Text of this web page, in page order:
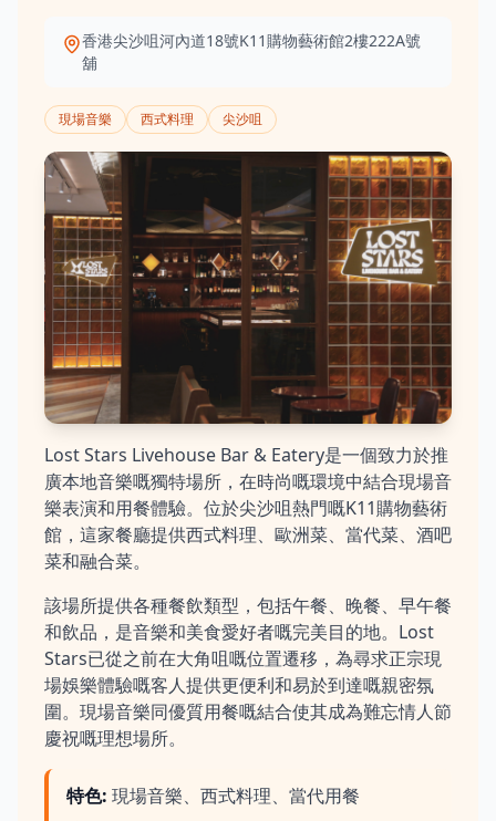
香港尖沙咀河內道18號K11購物藝術館2樓222A號
舖
現場音樂 西式料理 尖沙咀
Lost Stars Livehouse Bar & Eatery是一個致力於推
廣本地音樂嘅獨特場所，在時尚嘅環境中結合現場音
樂表演和用餐體驗。位於尖沙咀熱門嘅K11購物藝術
館，這家餐廳提供西式料理、歐洲菜、當代菜、酒吧
菜和融合菜。
該場所提供各種餐飲類型，包括午餐、晚餐、早午餐
和飲品，是音樂和美食愛好者嘅完美目的地。Lost
Stars已從之前在大角咀嘅位置遷移，為尋求正宗現
場娛樂體驗嘅客人提供更便利和易於到達嘅親密氛
圍。現場音樂同優質用餐嘅結合使其成為難忘情人節
慶祝嘅理想場所。
特色: 現場音樂、西式料理、當代用餐